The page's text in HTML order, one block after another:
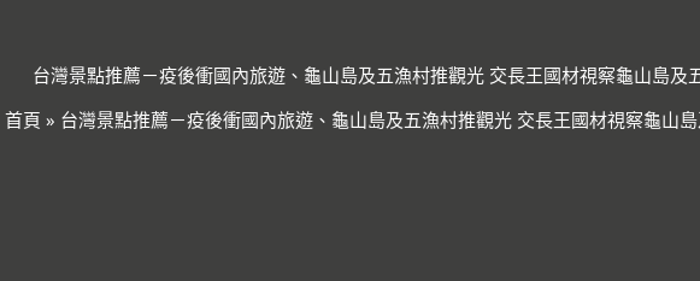
台灣景點推薦－疫後衝國內旅遊、龜山島及五漁村推觀光 交長王國材視察龜山島及
首頁 » 台灣景點推薦－疫後衝國內旅遊、龜山島及五漁村推觀光 交長王國材視察龜山